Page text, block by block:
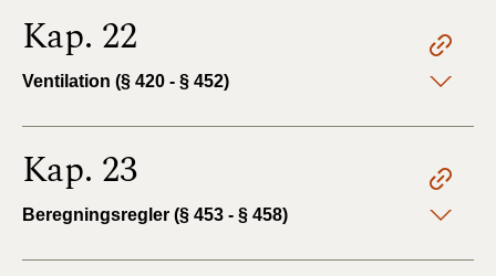
Kap. 22
Ventilation (§ 420 - § 452)
Kap. 23
Beregningsregler (§ 453 - § 458)